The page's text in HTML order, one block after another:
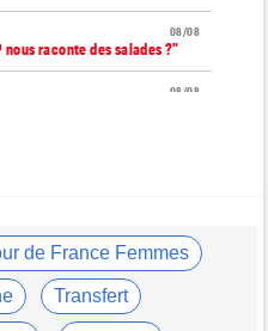
08/08
raconte des salades ?"
08/08
ce n’est pas fini"
08/08
finir la journée de demain"
de France Femmes
Transfert